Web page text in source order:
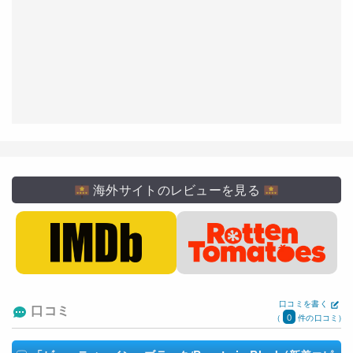
海外サイトのレビューを見る
口コミ
口コミを書く
(
0 件の口コミ)